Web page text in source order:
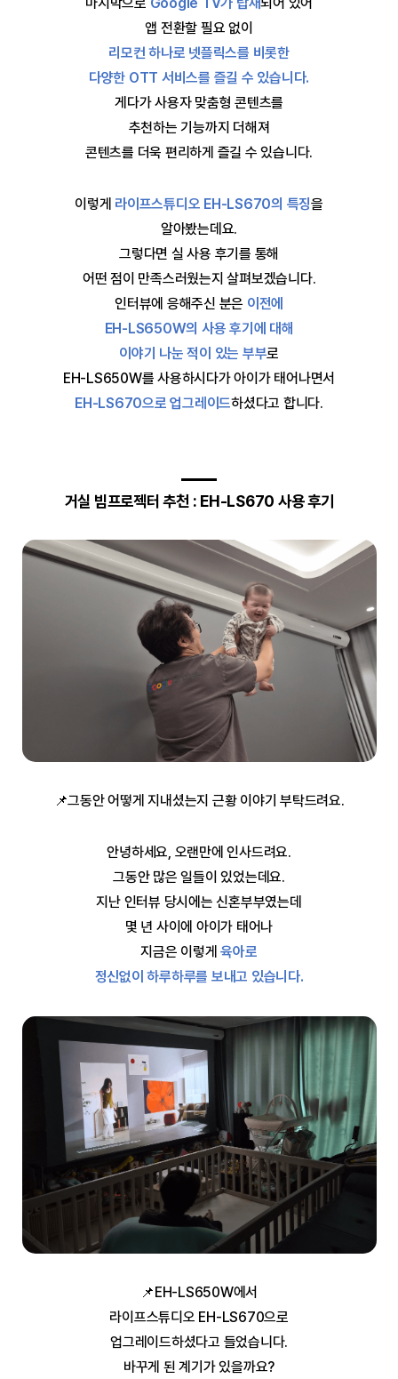
앱 전환할 필요 없이
리모컨 하나로 넷플릭스를 비롯한
다양한 OTT 서비스를 즐길 수 있습니다.
게다가 사용자 맞춤형 콘텐츠를
추천하는 기능까지 더해져
콘텐츠를 더욱 편리하게 즐길 수 있습니다.
이렇게 라이프스튜디오 EH-LS670의 특징을
알아봤는데요.
그렇다면 실 사용 후기를 통해
어떤 점이 만족스러웠는지 살펴보겠습니다.
인터뷰에 응해주신 분은 이전에
EH-LS650W의 사용 후기에 대해
이야기 나눈 적이 있는 부부로
EH-LS650W를 사용하시다가 아이가 태어나면서
EH-LS670으로 업그레이드하셨다고 합니다.
거실 빔프로젝터 추천 : EH-LS670 사용 후기
📌그동안 어떻게 지내셨는지 근황 이야기 부탁드려요.
안녕하세요, 오랜만에 인사드려요.
그동안 많은 일들이 있었는데요.
지난 인터뷰 당시에는 신혼부부였는데
몇 년 사이에 아이가 태어나
지금은 이렇게육아로
정신없이 하루하루를 보내고 있습니다.
📌EH-LS650W에서
라이프스튜디오 EH-LS670으로
업그레이드하셨다고 들었습니다.
바꾸게 된 계기가 있을까요?